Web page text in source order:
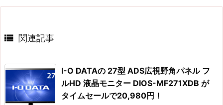
 関連記事
I-O DATAの 27型 ADS広視野角パネル フ
ルHD 液晶モニター DIOS-MF271XDB が
タイムセールで20,980円！